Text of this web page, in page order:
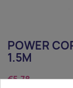
POWER
1.5M
€5.78